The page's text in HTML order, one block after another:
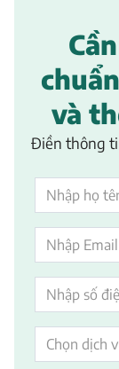
và
Điền thông
Chọn dịch